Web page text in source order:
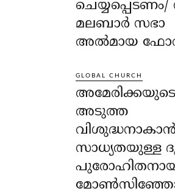
മലബാർ സഭാ
അൽമായ
GLOBAL CHURCH
അമേരിക്കയുടെ
അടുത്ത
സാധ്യതയുള്ള